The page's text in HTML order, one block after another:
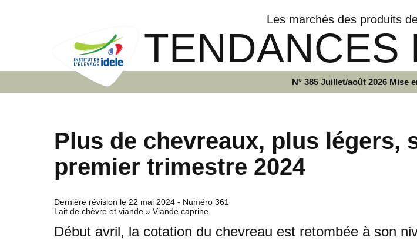
Les marchés des produits
TENDANCES
N° 385 Juillet/août 2026 Mise
Plus de chevreaux, plus légers,
premier trimestre 2024
Dernière révision le 22 mai 2024 - Numéro 361
Lait de chèvre et viande » Viande caprine
Début avril, la cotation du chevreau est retombée à son